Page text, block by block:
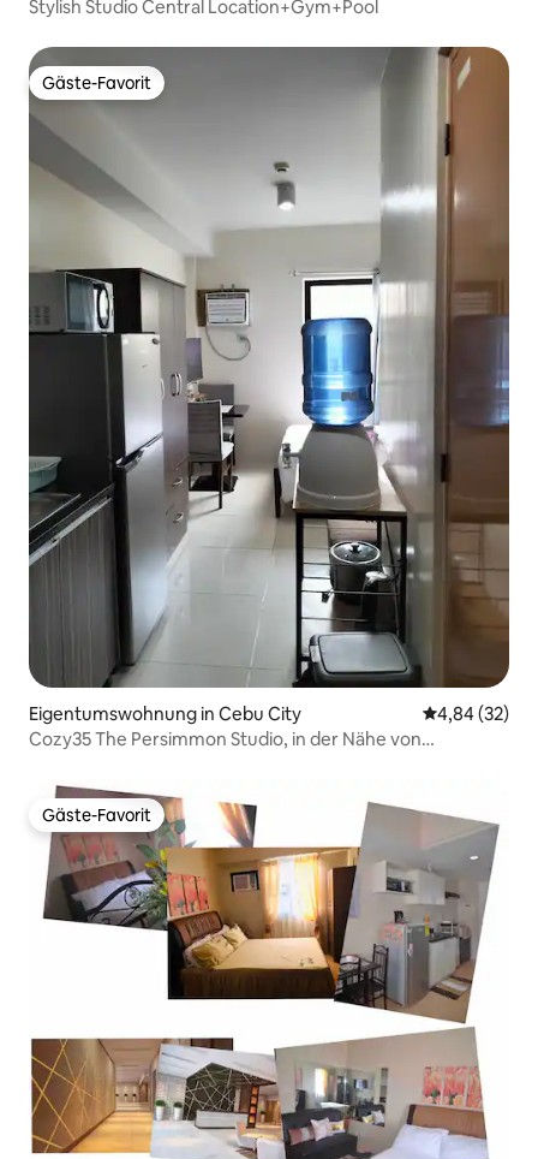
Stylish Studio Central Location+Gym+Pool
Gäste-Favorit
Gäste-Favorit
Eigentumswohnung in Cebu City
4,84 (32)
Cozy35 The Persimmon Studio, in der Nähe von
Gäste-Favorit
Gäste-Favorit